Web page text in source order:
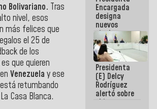
Bolivariano. Tras
nivel, esos
más felices que
el 25 de
de los
que quieren
Venezuela y ese
retumbando
Casa Blanca.
promover el
caos
Encargada
designa
nuevos
titulares en
el
Viceministerio
de Energía
Eléctrica y
CORPOELEC
Presidenta
(E) Delcy
Rodríguez
alertó sobre
el impacto